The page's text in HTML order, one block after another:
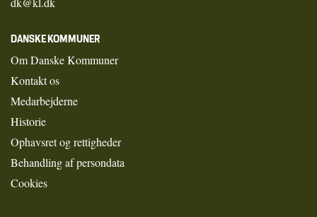
DANSKE KOMMUNER
Om Danske Kommuner
Kontakt os
Medarbejderne
Historie
Ophavsret og rettigheder
Behandling af persondata
Cookies